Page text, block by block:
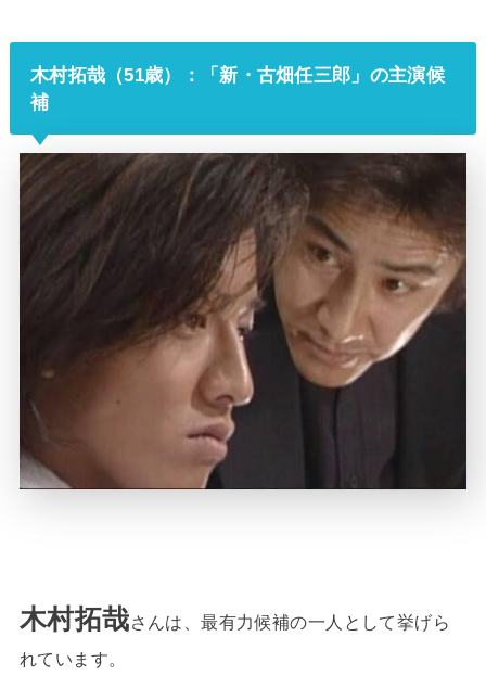
木村拓哉（51歳）：「新・古畑任三郎」の主演候
補
木村拓哉さんは、最有力候補の一人として挙げら
れています。